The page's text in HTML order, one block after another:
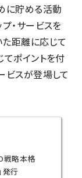
に貯める活動
・サービスを
距離に応じて
てポイントを付
ビスが登場して
戦略本格
発行